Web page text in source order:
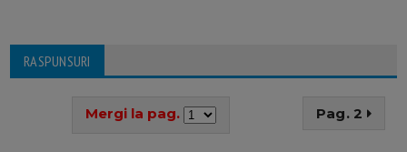
RASPUNSURI
Mergi la pag. Pag. 2